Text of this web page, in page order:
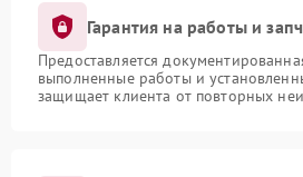
Гарантия на работы и
Предоставляется
выполненные работы и
защищает клиента от повторных